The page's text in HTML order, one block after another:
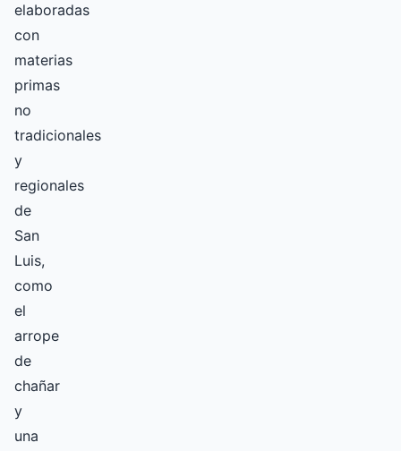
elaboradas
con
materias
primas
no
tradicionales
y
regionales
de
San
Luis,
como
el
arrope
de
chañar
y
una